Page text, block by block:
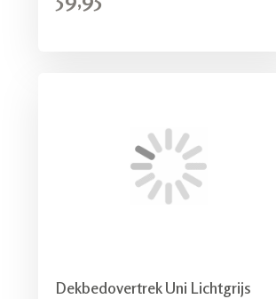
Dekbedovertrek Uni Lichtgrijs